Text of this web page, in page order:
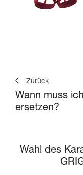
Zurück
Wann muss
ersetzen?
Wahl des